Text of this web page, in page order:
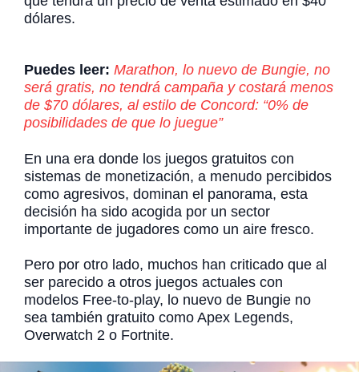
dólares.
Puedes leer: Marathon, lo nuevo de Bungie, no
será gratis, no tendrá campaña y costará menos
de $70 dólares, al estilo de Concord: “0% de
posibilidades de que lo juegue”
En una era donde los juegos gratuitos con
sistemas de monetización, a menudo percibidos
como agresivos, dominan el panorama, esta
decisión ha sido acogida por un sector
importante de jugadores como un aire fresco.
Pero por otro lado, muchos han criticado que al
ser parecido a otros juegos actuales con
modelos Free-to-play, lo nuevo de Bungie no
sea también gratuito como Apex Legends,
Overwatch 2 o Fortnite.